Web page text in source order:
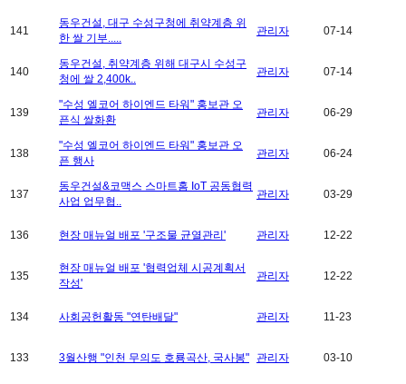
141
동우건설, 대구 수성구청에 취약계층 위
한 쌀 기부.....
관리자 07-14
140
동우건설, 취약계층 위해 대구시 수성구
청에 쌀 2,400k..
관리자 07-14
139
"수성 엘코어 하이엔드 타워" 홍보관 오
픈식 쌀화환
관리자 06-29
138
"수성 엘코어 하이엔드 타워" 홍보관 오
픈 행사
관리자 06-24
137
동우건설&코맥스 스마트홈 IoT 공동협력
사업 업무협..
관리자 03-29
136 현장 매뉴얼 배포 '구조물 균열관리' 관리자 12-22
135
현장 매뉴얼 배포 '협력업체 시공계획서
작성'
관리자 12-22
134 사회공헌활동 "연탄배달" 관리자 11-23
133 3월산행 "인천 무의도 호룡곡산, 국사봉" 관리자 03-10